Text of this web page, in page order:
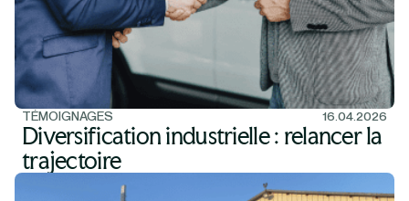
TÉMOIGNAGES 16.04.2026
Diversification industrielle : relancer la
trajectoire